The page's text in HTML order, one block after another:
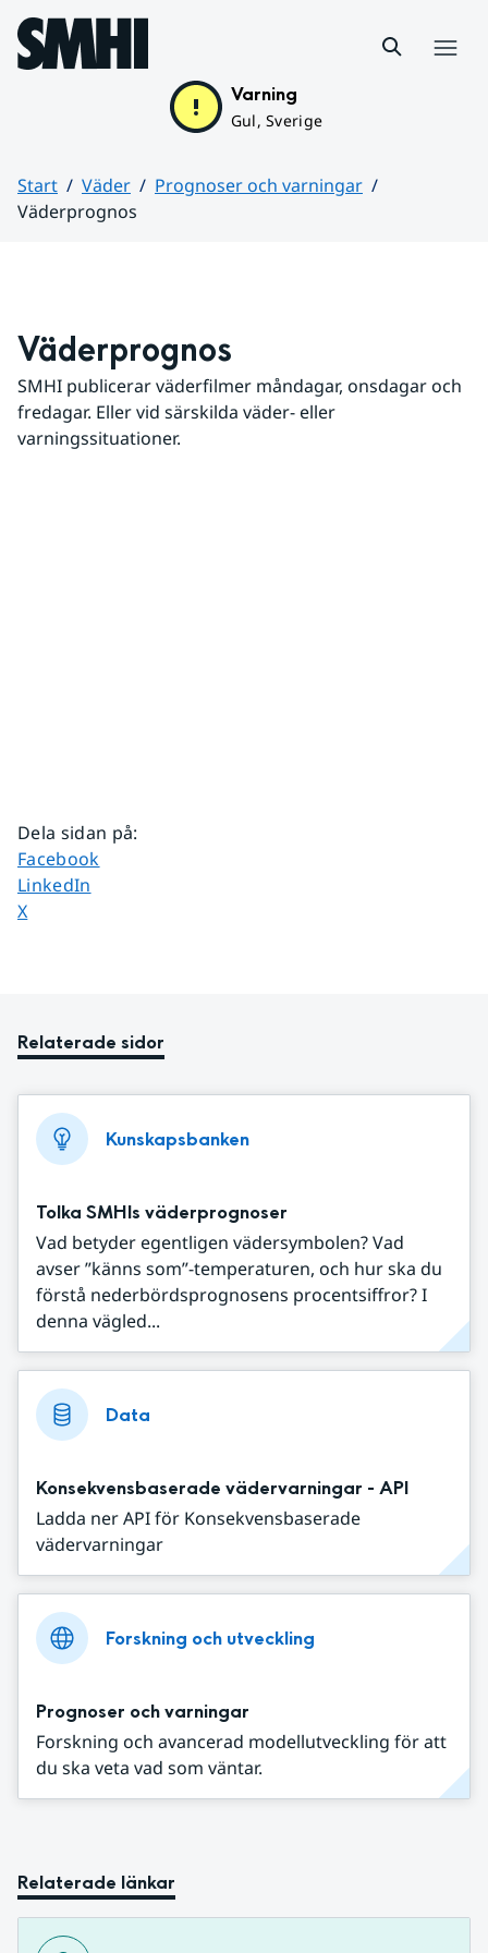
Hoppa till sidans innehåll
Varning
Gul, Sverige
Start Väder
Prognoser och varningar
Väderprognos
Väderprognos
SMHI publicerar väderfilmer måndagar, onsdagar och
fredagar. Eller vid särskilda väder- eller
varningssituationer.
Dela sidan på:
Dela sidan på
Facebook
Dela sidan på
LinkedIn
Dela sidan på
X
Relaterade sidor
Kunskapsbanken
Tolka SMHIs väderprognoser
Vad betyder egentligen vädersymbolen? Vad
avser ”känns som”-temperaturen, och hur ska du
förstå nederbördsprognosens procentsiffror? I
denna vägled...
Data
Konsekvensbaserade vädervarningar - API
Ladda ner API för Konsekvensbaserade
vädervarningar
Forskning och utveckling
Prognoser och varningar
Forskning och avancerad modellutveckling för att
du ska veta vad som väntar.
Relaterade länkar